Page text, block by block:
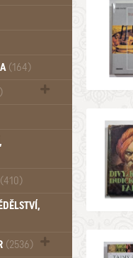
(510)
(164)
1949 (257)
(410)
(2536)